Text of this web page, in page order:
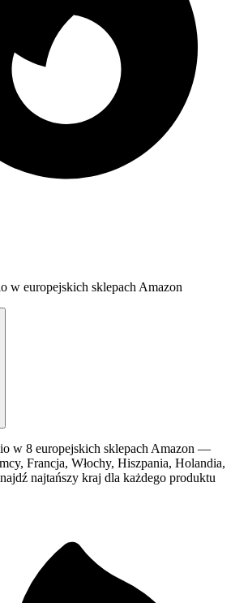
w europejskich sklepach Amazon
w 8 europejskich sklepach Amazon —
Francja, Włochy, Hiszpania, Holandia,
najtańszy kraj dla każdego produktu